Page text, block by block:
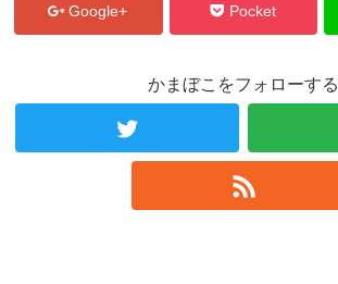
Google+ Pocket
かまぼこをフォローする